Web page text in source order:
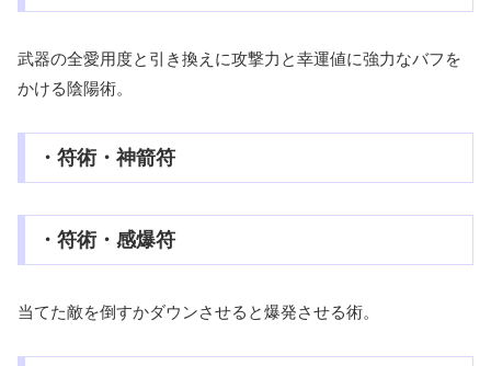
武器の全愛用度と引き換えに攻撃力と幸運値に強力なバフを
かける陰陽術。
・符術・神箭符
・符術・感爆符
当てた敵を倒すかダウンさせると爆発させる術。